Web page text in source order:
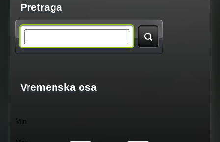
Pretraga
a
Vremenska osa
Min